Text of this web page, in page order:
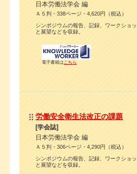
日本労働法学会 編
Ａ５判・338ページ・4,620円（税込）
シンポジウムの報告、記録、ワークショ
と展望などを収録。
電子書籍はこちら
労働安全衛生法改正の課題
[学会誌]
日本労働法学会 編
Ａ５判・306ページ・4,290円（税込）
シンポジウムの報告、記録、ワークショ
と展望などを収録。